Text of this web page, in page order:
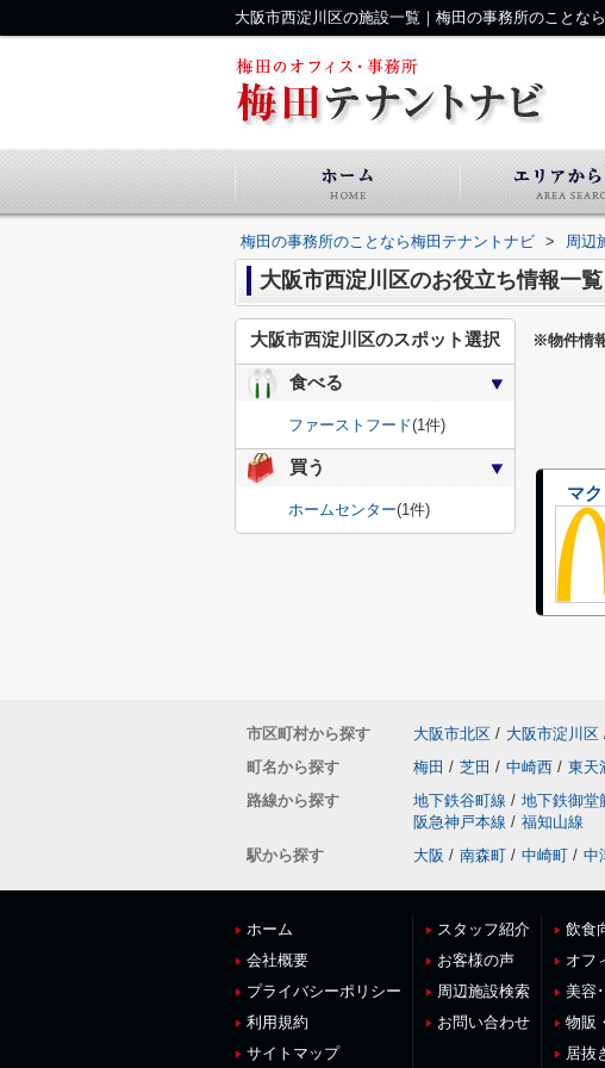
大阪市西淀川区の施設一覧｜梅田の事務所のことな
梅田の事務所のことなら梅田テナントナビ > 周辺
大阪市西淀川区のお役立ち情報一覧
※物件情
マ
大阪市西淀川区のスポット選択
食べる
ファーストフード(1件)
買う
ホームセンター(1件)
市区町村から探す 大阪市北区 / 大阪市淀川区
町名から探す
梅田 / 芝田 / 中崎西 / 東天
路線から探す
地下鉄谷町線 / 地下鉄御堂
阪急神戸本線 / 福知山線
駅から探す
大阪 / 南森町 / 中崎町 / 中
ホーム
会社概要
プライバシーポリシー
利用規約
サイトマップ
スタッフ紹介
お客様の声
周辺施設検索
お問い合わせ
飲食
オフ
美容
物販
居抜